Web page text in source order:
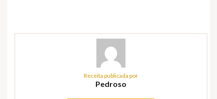
Receita publicada por
Pedroso